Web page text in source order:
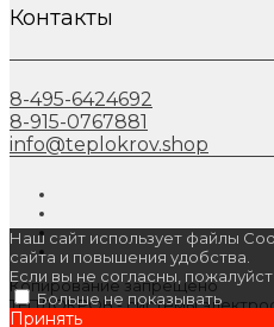
Наш сайт использует файлы
сайта и повышения удобства.
Если вы не согласны,
Больше не показывать
Принять
Контакты
8-495-6424692
8-915-0767881
info@teplokrov.shop
Копирование запрещено
ТЕПЛОКРОВ - системы